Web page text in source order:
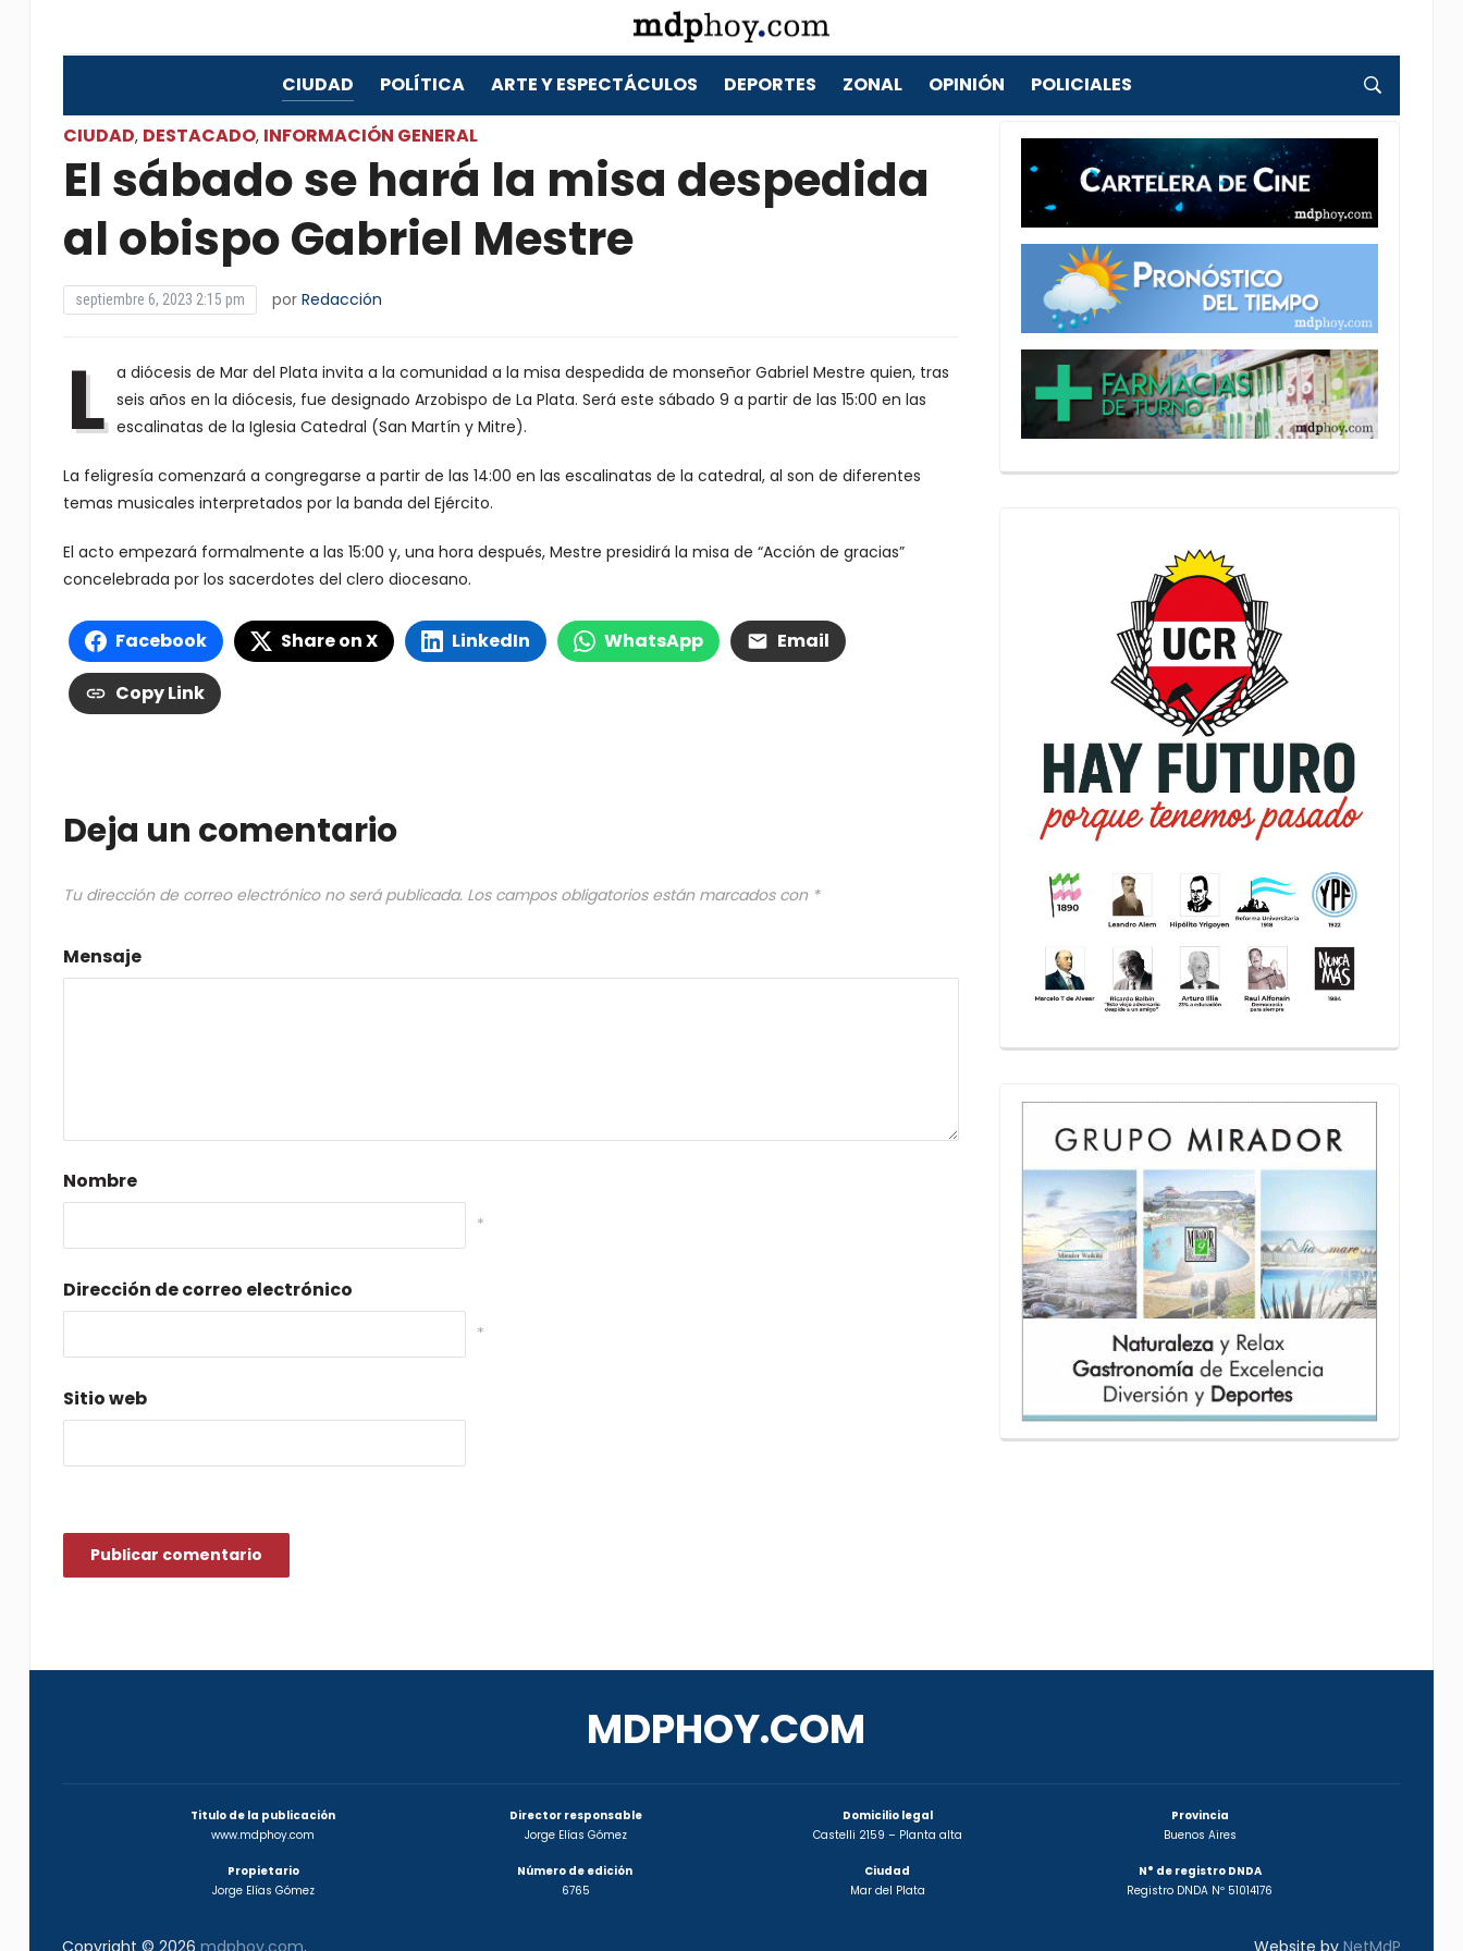
CIUDAD POLÍTICA ARTE Y ESPECTÁCULOS DEPORTES ZONAL OPINIÓN POLICIALES
CIUDAD, DESTACADO, INFORMACIÓN GENERAL
El sábado se hará la misa despedida
al obispo Gabriel Mestre
septiembre 6, 2023 2:15 pm por Redacción
L a diócesis de Mar del Plata invita a la comunidad a la misa despedida de monseñor Gabriel Mestre quien, tras
seis años en la diócesis, fue designado Arzobispo de La Plata. Será este sábado 9 a partir de las 15:00 en las
escalinatas de la Iglesia Catedral (San Martín y Mitre).
La feligresía comenzará a congregarse a partir de las 14:00 en las escalinatas de la catedral, al son de diferentes
temas musicales interpretados por la banda del Ejército.
El acto empezará formalmente a las 15:00 y, una hora después, Mestre presidirá la misa de “Acción de gracias”
concelebrada por los sacerdotes del clero diocesano.
Facebook Share on X LinkedIn WhatsApp Email
Copy Link
Deja un comentario
Tu dirección de correo electrónico no será publicada. Los campos obligatorios están marcados con *
Mensaje
Nombre
*
Dirección de correo electrónico
*
Sitio web
MDPHOY.COM
Titulo de la publicación
www.mdphoy.com
Propietario
Jorge Elías Gómez
Director responsable
Jorge Elías Gómez
Número de edición
6765
Domicilio legal
Castelli 2159 – Planta alta
Ciudad
Mar del Plata
Provincia
Buenos Aires
N° de registro DNDA
Registro DNDA Nº 51014176
Copyright © 2026 mdphoy.com. Website byNetMdP